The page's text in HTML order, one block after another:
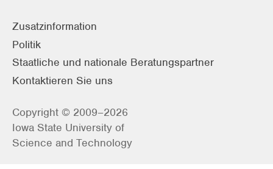
Zusatzinformation
Politik
Staatliche und nationale Beratungspartner
Kontaktieren Sie uns
Copyright © 2009–2026
Iowa State University of
Science and Technology